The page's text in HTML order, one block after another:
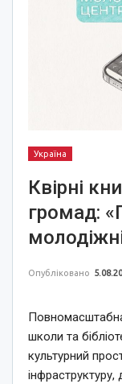
Україна
Квірні
громад:
Опубліковано
школи та
культурний